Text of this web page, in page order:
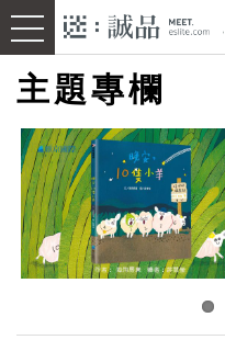
主題專欄